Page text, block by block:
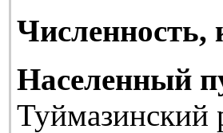
Численность,
Населенный
Туймазинский